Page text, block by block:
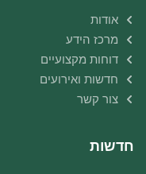
אודות
מרכז הידע
דוחות מקצועיים
חדשות ואירועים
צור קשר
חדשות